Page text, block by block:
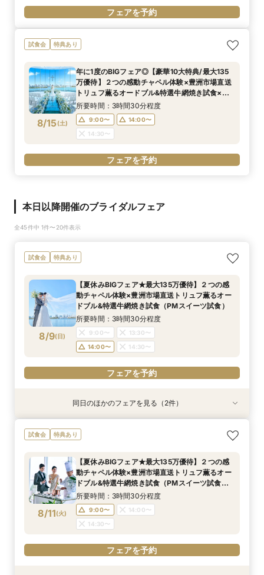
フェアを予約
試食会 特典あり
8/15(土)
年に1度のBIGフェア◎【豪華10大特典/最大135
万優待】２つの感動チャペル体験×豊洲市場直送
トリュフ薫るオードブル&特選牛網焼き試食×ド
レス特典
所要時間：3時間30分程度
9:00〜
14:00〜
14:30〜
フェアを予約
本日以降開催のブライダルフェア
全45件中 1件〜20件表示
試食会 特典あり
8/9(日)
【夏休みBIGフェア★最大135万優待】２つの感
動チャペル体験×豊洲市場直送トリュフ薫るオー
ドブル&特選牛網焼き試食（PMスイーツ試食）
所要時間：3時間30分程度
9:00〜
13:30〜
14:00〜
14:30〜
フェアを予約
8/9(日)
【見積り徹底比較！】 感動チャペル体験×安心◎
お見積り相談会
9:00〜 14:00〜
フェアを予約
8/9(日)
少人数も利用OK【新プラン発表】2026年内限
定お得に叶える絶景Wedding
9:00〜 14:00〜
フェアを予約
同日のほかのフェアを見る（2件）
試食会 特典あり
8/11(火)
【夏休みBIGフェア★最大135万優待】２つの感
動チャペル体験×豊洲市場直送トリュフ薫るオー
ドブル&特選牛網焼き試食（PMスイーツ試食）×
ドレス特典
所要時間：3時間30分程度
9:00〜
14:00〜
14:30〜
フェアを予約